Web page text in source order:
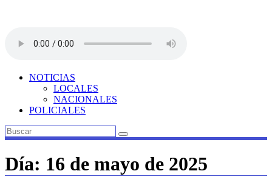
NOTICIAS
LOCALES
NACIONALES
POLICIALES
Día: 16 de mayo de 2025